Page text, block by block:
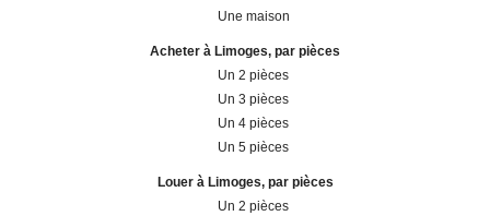
Une maison
Acheter à Limoges, par pièces
Un 2 pièces
Un 3 pièces
Un 4 pièces
Un 5 pièces
Louer à Limoges, par pièces
Un 2 pièces